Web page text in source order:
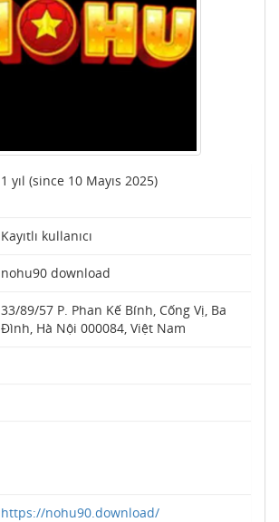
1 yıl (since 10 Mayıs 2025)
Kayıtlı kullanıcı
nohu90 download
33/89/57 P. Phan Kế Bính, Cống Vị, Ba
Đình, Hà Nội 000084, Việt Nam
https://nohu90.download/